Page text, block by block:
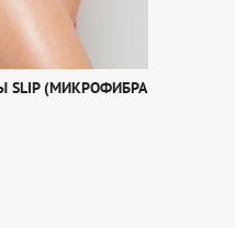
SLIP (МИКРОФИБРА